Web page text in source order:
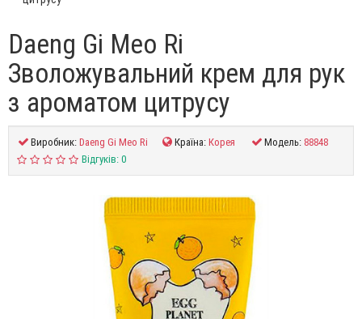
Daeng Gi Meo Ri
Зволожувальний крем для рук
з ароматом цитрусу
Виробник:Daeng Gi Meo Ri Країна:Корея Модель: 88848
Відгуків: 0